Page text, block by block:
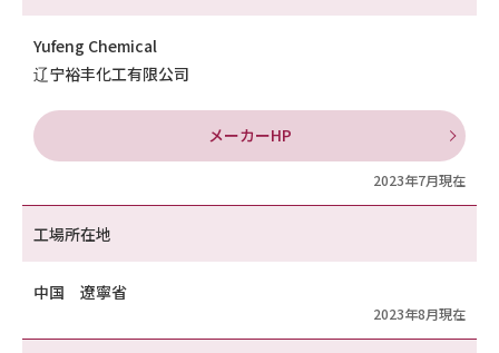
Yufeng Chemical
辽宁裕丰化工有限公司
メーカーHP
2023年7月現在
工場所在地
中国 遼寧省
2023年8月現在